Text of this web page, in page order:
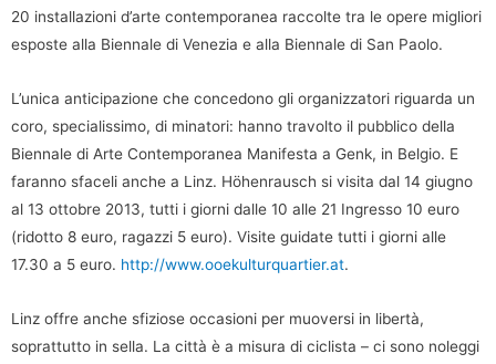
20 installazioni d’arte contemporanea raccolte tra le opere migliori
esposte alla Biennale di Venezia e alla Biennale di San Paolo.
L’unica anticipazione che concedono gli organizzatori riguarda un
coro, specialissimo, di minatori: hanno travolto il pubblico della
Biennale di Arte Contemporanea Manifesta a Genk, in Belgio. E
faranno sfaceli anche a Linz. Höhenrausch si visita dal 14 giugno
al 13 ottobre 2013, tutti i giorni dalle 10 alle 21 Ingresso 10 euro
(ridotto 8 euro, ragazzi 5 euro). Visite guidate tutti i giorni alle
17.30 a 5 euro. http://www.ooekulturquartier.at.
Linz offre anche sfiziose occasioni per muoversi in libertà,
soprattutto in sella. La città è a misura di ciclista – ci sono noleggi